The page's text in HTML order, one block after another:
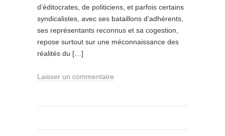
d’éditocrates, de politiciens, et parfois certains
syndicalistes, avec ses bataillons d’adhérents,
ses représentants reconnus et sa cogestion,
repose surtout sur une méconnaissance des
réalités du […]
Laisser un commentaire